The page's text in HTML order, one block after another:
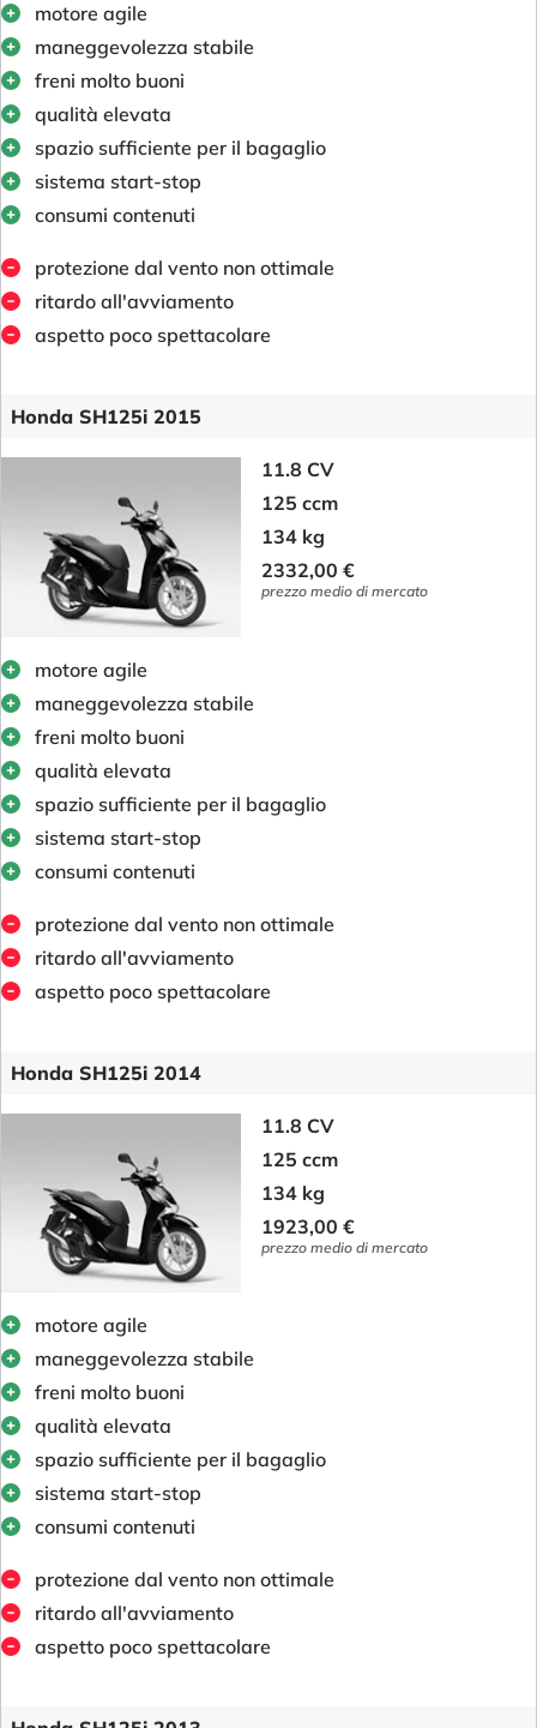
motore agile
maneggevolezza stabile
freni molto buoni
qualità elevata
spazio sufficiente per il bagaglio
sistema start-stop
consumi contenuti
protezione dal vento non ottimale
ritardo all'avviamento
aspetto poco spettacolare
Honda SH125i 2015
11.8 CV
125 ccm
134 kg
2332,00 €
prezzo medio di mercato
motore agile
maneggevolezza stabile
freni molto buoni
qualità elevata
spazio sufficiente per il bagaglio
sistema start-stop
consumi contenuti
protezione dal vento non ottimale
ritardo all'avviamento
aspetto poco spettacolare
Honda SH125i 2014
11.8 CV
125 ccm
134 kg
1923,00 €
prezzo medio di mercato
motore agile
maneggevolezza stabile
freni molto buoni
qualità elevata
spazio sufficiente per il bagaglio
sistema start-stop
consumi contenuti
protezione dal vento non ottimale
ritardo all'avviamento
aspetto poco spettacolare